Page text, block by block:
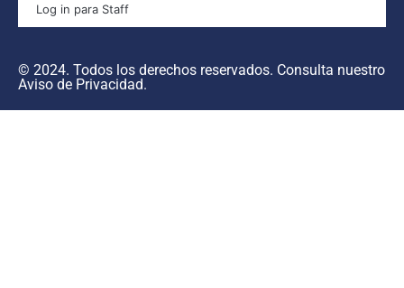
Log in para Staff
© 2024. Todos los derechos reservados. Consulta nuestro
Aviso de Privacidad.